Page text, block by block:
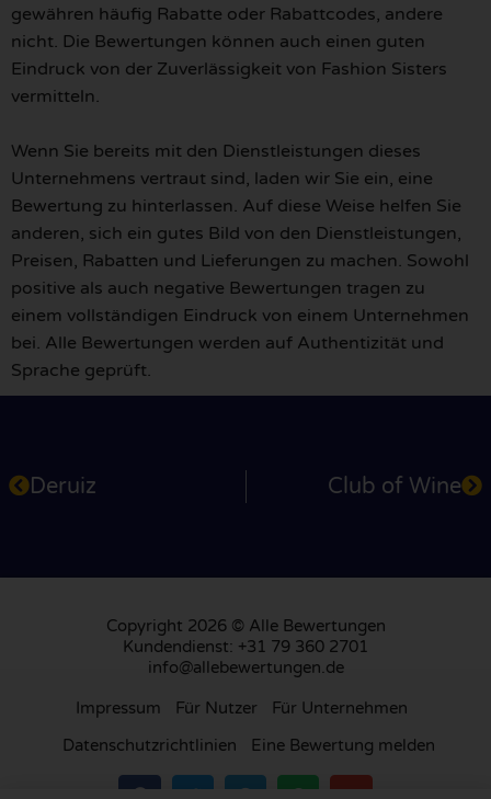
gewähren häufig Rabatte oder Rabattcodes, andere
nicht. Die Bewertungen können auch einen guten
Eindruck von der Zuverlässigkeit von Fashion Sisters
vermitteln.
Wenn Sie bereits mit den Dienstleistungen dieses
Unternehmens vertraut sind, laden wir Sie ein, eine
Bewertung zu hinterlassen. Auf diese Weise helfen Sie
anderen, sich ein gutes Bild von den Dienstleistungen,
Preisen, Rabatten und Lieferungen zu machen. Sowohl
positive als auch negative Bewertungen tragen zu
einem vollständigen Eindruck von einem Unternehmen
bei. Alle Bewertungen werden auf Authentizität und
Sprache geprüft.
Deruiz Club of Wine
Copyright 2026 © Alle Bewertungen
Kundendienst: +31 79 360 2701
info@allebewertungen.de
Impressum Für Nutzer
Für Unternehmen
Datenschutzrichtlinien
Eine Bewertung melden